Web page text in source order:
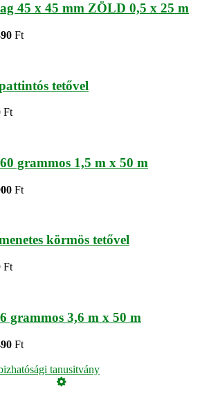
45 x 45 mm ZÖLD 0,5 x 25 m
Ft
tetővel
Ft
grammos 1,5 m x 50 m
Ft
körmös tetővel
Ft
grammos 3,6 m x 50 m
Ft
tanusitvány